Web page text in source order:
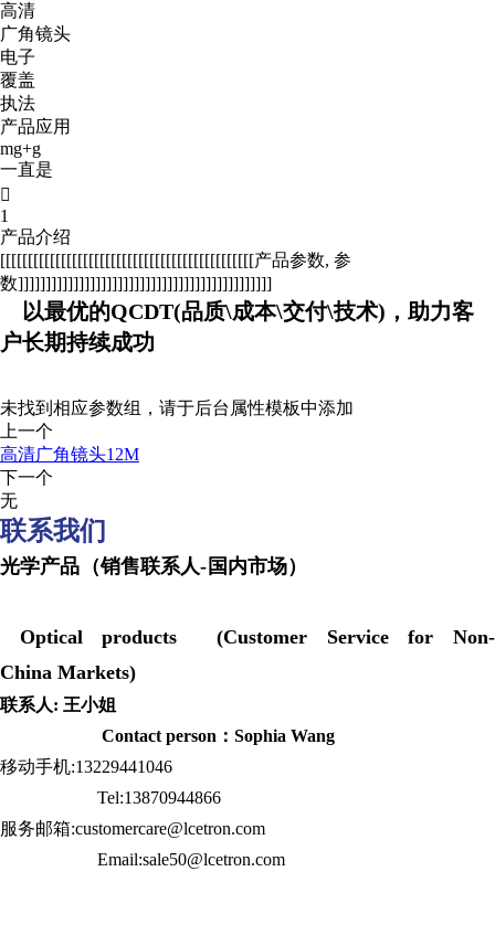
高清
广角镜头
电子
覆盖
执法
产品应用
mg+g
一直是

1
产品介绍
[[[[[[[[[[[[[[[[[[[[[[[[[[[[[[[[[[[[[[[[[[[[[[产品参数, 参
数]]]]]]]]]]]]]]]]]]]]]]]]]]]]]]]]]]]]]]]]]]]]]]
以最优的QCDT(品质\成本\交付\技术)，助力客
户长期持续成功
未找到相应参数组，请于后台属性模板中添加
上一个
高清广角镜头12M
下一个
无
联系我们
光学产品（销售联系人-国内市场）
Optical products (Customer Service for Non-
China Markets)
联系人: 王小姐
Contact person：Sophia Wang
移动手机:13229441046
Tel:13870944866
服务邮箱:customercare@lcetron.com
Email:sale50@lcetron.com